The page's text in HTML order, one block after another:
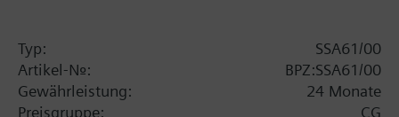
LED-Stellungsanzeige, Feedback Signal, und
Handbetätigung. Passend auf Siemens PICV
VPP46../VPI46.., Siemens Heizkörperventile
Typ:
SSA61/00
Artikel-Nr.:
BPZ:SSA61/00
Gewährleistung:
24 Monate
Preisgruppe:
CG